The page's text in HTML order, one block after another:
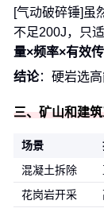
[气动破碎锤]虽
不足200J，只
量×频率×有效
结论：硬岩选
三、矿山和建
场景
混凝土拆除
花岗岩开采